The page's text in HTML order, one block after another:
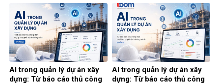
AI trong quản lý dự án xây
dựng: Từ báo cáo thủ công
AI trong quản lý dự án xây
dựng: Từ báo cáo thủ công